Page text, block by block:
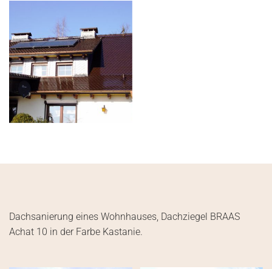
Dachsanierung eines Wohnhauses, Dachziegel BRAAS
Achat 10 in der Farbe Kastanie.